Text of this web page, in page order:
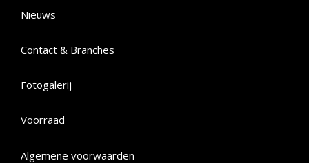
Nieuws
Contact & Branches
Fotogalerij
Voorraad
Algemene voorwaarden